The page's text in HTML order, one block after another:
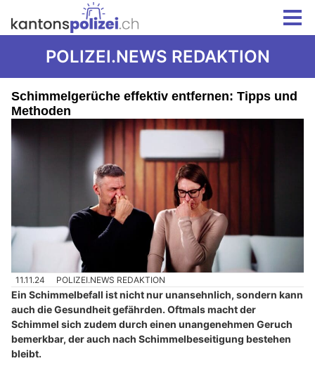
POLIZEI.NEWS REDAKTION
Schimmelgerüche effektiv entfernen: Tipps und
Methoden
11.11.24 POLIZEI.NEWS REDAKTION
Ein Schimmelbefall ist nicht nur unansehnlich, sondern kann
auch die Gesundheit gefährden. Oftmals macht der
Schimmel sich zudem durch einen unangenehmen Geruch
bemerkbar, der auch nach Schimmelbeseitigung bestehen
bleibt.